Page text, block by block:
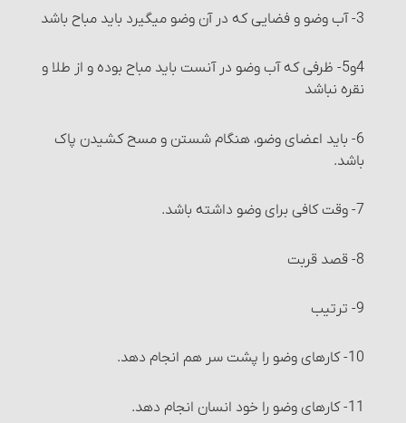
خرید و فروش میوه‏
انواع معاملات‏ : معاملة نقدی
انواع معاملات‏ : معاملۀ سلف‏
شرایط معاملۀ سَلَف
احکام معاملۀ سلف
مواردی که می‏توان معامله را برهم زد
خیار مجلس
خیار غبن
3- آب وضو و فضایی که در آن وضو می‏گیرد باید مباح باشد
4و5- ظرفی که آب وضو در آنست باید مباح بوده و از طلا و
نقره نباشد
6- باید اعضای وضو، هنگام شستن و مسح کشیدن پاک
باشد.
7- وقت کافی برای وضو داشته باشد.
8- قصد قربت‏
9- ترتیب
10- کارهای وضو را پشت سر هم انجام دهد.
11- کارهای وضو را خود انسان انجام دهد.